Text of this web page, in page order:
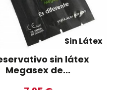
Sin Látex
sin látex
Megasex de...